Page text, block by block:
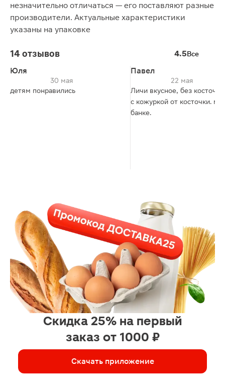
незначительно отличаться — его поставляют разные
производители. Актуальные характеристики
указаны на упаковке
14 отзывов 4.5Все
Юля
30 мая
детям понравились
Павел
22 мая
Личи вкусное, без
с кожуркой от косточки.
банке.
Скидка 25% на первый
заказ от 1000 ₽
Скачать приложение